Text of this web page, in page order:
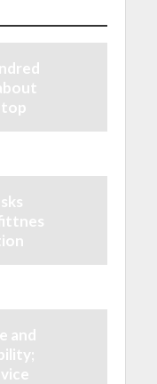
dI
n
and